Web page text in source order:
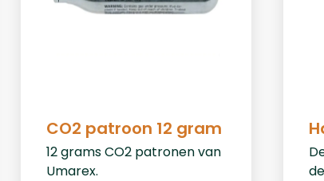
CO2 patroon 12 gram
12 grams CO2 patronen van
Umarex.